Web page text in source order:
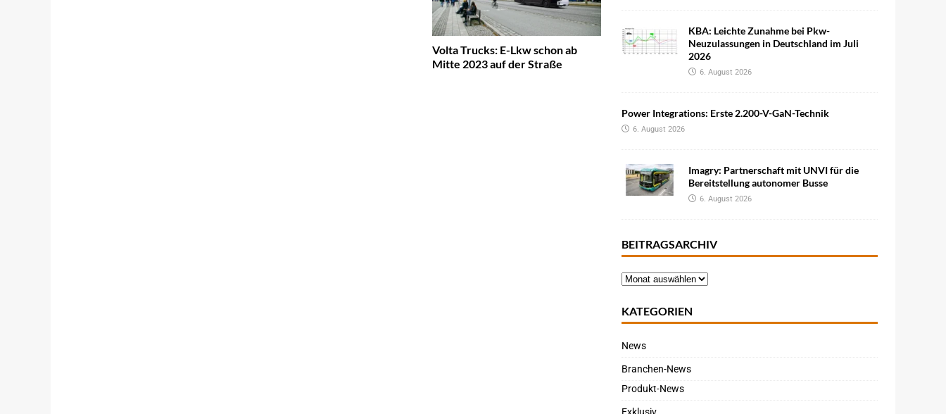
Volta Trucks: E-Lkw schon ab
Mitte 2023 auf der Straße
KBA: Leichte Zunahme bei Pkw-
Neuzulassungen in Deutschland im Juli
2026
6. August 2026
Power Integrations: Erste 2.200-V-GaN-Technik
6. August 2026
Imagry: Partnerschaft mit UNVI für die
Bereitstellung autonomer Busse
6. August 2026
BEITRAGSARCHIV
KATEGORIEN
News
Branchen-News
Produkt-News